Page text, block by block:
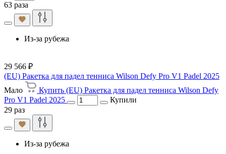
63 раза
Из-за рубежа
29 566 ₽
(EU) Ракетка для падел тенниса Wilson Defy Pro V1 Padel 2025
Мало
Купить (EU) Ракетка для падел тенниса Wilson Defy
Pro V1 Padel 2025
Купили
29 раз
Из-за рубежа